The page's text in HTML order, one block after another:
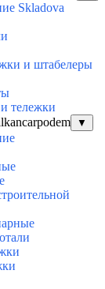
Skladova
и штабелеры
тележки
▼